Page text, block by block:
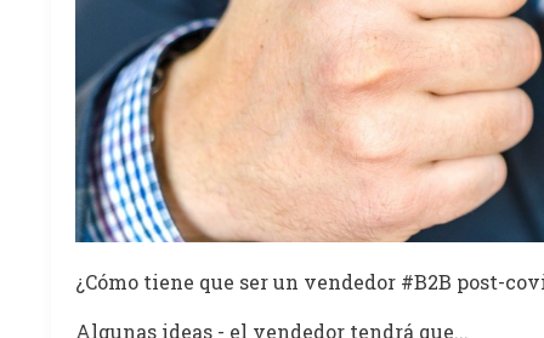
¿Cómo tiene que ser un vendedor #B2B post-
Algunas ideas - el vendedor tendrá que...